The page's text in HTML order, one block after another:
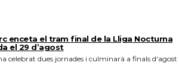
enceta el tram final de la Lliga Nocturna
el 29 d’agost
celebrat dues jornades i culminarà a finals d'agost